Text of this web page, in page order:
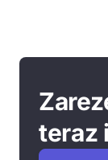
teraz